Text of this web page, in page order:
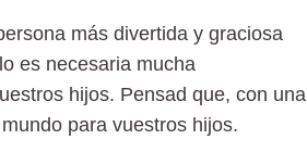
más divertida y graciosa
es necesaria mucha
hijos. Pensad que, con una
para vuestros hijos.